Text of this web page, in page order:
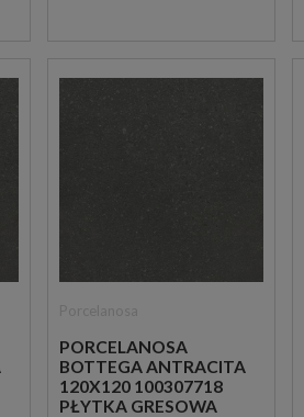
PORCELANOSA
BOTTEGA ANTRACITA
120X120 100307718
PŁYTKA GRESOWA